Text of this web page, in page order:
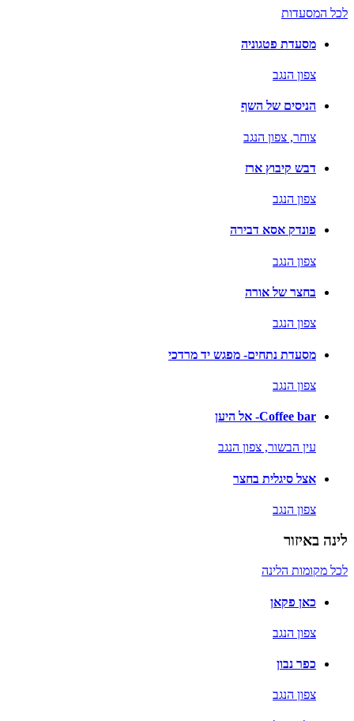
לכל המסעדות
מסעדת פטגוניה
צפון הנגב
הניסים של השף
צוחר, צפון הנגב
דבש קיבוץ ארז
צפון הנגב
פונדק אסא דבירה
צפון הנגב
בחצר של אורה
צפון הנגב
מסעדת נתחים- מפגש יד מרדכי
צפון הנגב
Coffee bar- אל היען
עין הבשור, צפון הנגב
אצל סיגלית בחצר
צפון הנגב
לינה באיזור
לכל מקומות הלינה
כאן פקאן
צפון הנגב
כפר נבון
צפון הנגב